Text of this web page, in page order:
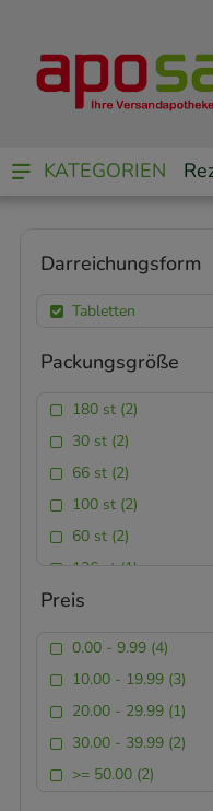
KATEGORIEN
Darreichungsform
Tabletten
Packungsgröße
180 st (2)
30 st (2)
66 st (2)
100 st (2)
60 st (2)
136 st (1)
48 st (1)
Preis
0.00 - 9.99 (4)
10.00 - 19.99 (3)
20.00 - 29.99 (1)
30.00 - 39.99 (2)
>= 50.00 (2)